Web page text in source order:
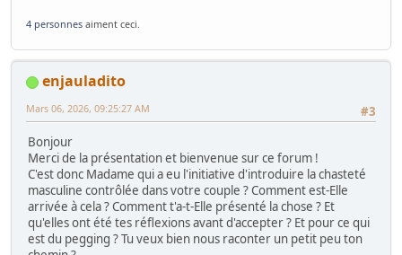
4 personnes aiment ceci.
enjauladito
#3
Mars 06, 2026, 09:25:27 AM
Bonjour
Merci de la présentation et bienvenue sur ce forum !
C'est donc Madame qui a eu l'initiative d'introduire la chasteté
masculine contrôlée dans votre couple ? Comment est-Elle
arrivée à cela ? Comment t'a-t-Elle présenté la chose ? Et
qu'elles ont été tes réflexions avant d'accepter ? Et pour ce qui
est du pegging ? Tu veux bien nous raconter un petit peu ton